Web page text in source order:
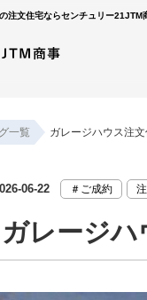
注文住宅ならセンチュリー21JTM
一覧 ガレージハウス注
06-22 ＃ご成約
ガレージ